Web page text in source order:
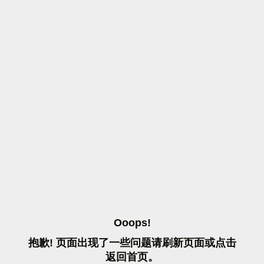
OOOPS!
抱歉! 页面出现了一些问题请刷 新页面或点击
返 回首页。